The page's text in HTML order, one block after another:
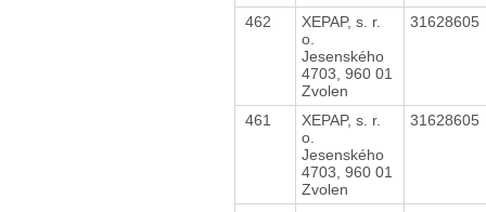
462
XEPAP, s. r.
o.
Jesenského
4703, 960 01
Zvolen
31628605
461
XEPAP, s. r.
o.
Jesenského
4703, 960 01
Zvolen
31628605